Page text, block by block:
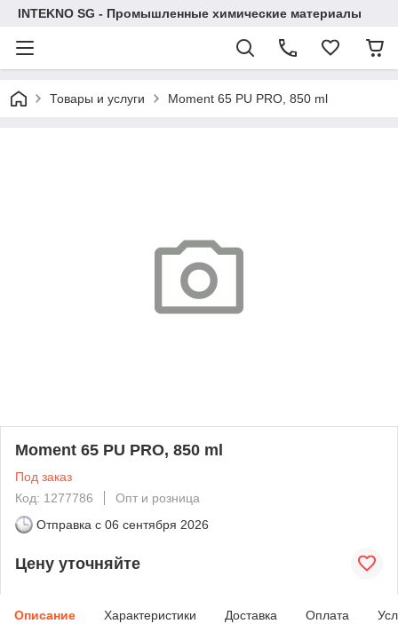
INTEKNO SG - Промышленные химические материалы
Товары и услуги Moment 65 PU PRO, 850 ml
Moment 65 PU PRO, 850 ml
Под заказ
Код: 1277786
Опт и розница
Отправка с 06 сентября 2026
Цену уточняйте
Описание Характеристики Доставка Оплата